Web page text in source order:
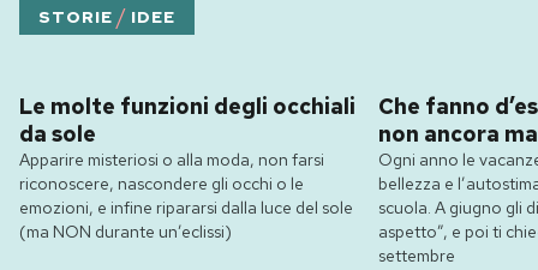
STORIE / IDEE
Le molte funzioni degli occhiali
da sole
Apparire misteriosi o alla moda, non farsi
riconoscere, nascondere gli occhi o le
emozioni, e infine ripararsi dalla luce del sole
(ma NON durante un’eclissi)
Che fanno
non ancora
Ogni anno le
bellezza e
scuola. A giugno gli
aspetto”, e poi ti
settembre